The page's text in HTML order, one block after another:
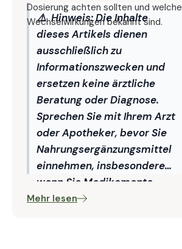
Dosierung achten sollten und welche
Wechselwirkungen bekannt sind.
⚠️ Hinweis:Die Inhalte
dieses Artikels dienen
ausschließlich zu
Informationszwecken und
ersetzen keine ärztliche
Beratung oder Diagnose.
Sprechen Sie mit Ihrem Arzt
oder Apotheker, bevor Sie
Nahrungsergänzungsmittel
einnehmen, insbesondere
wenn Sie Medikamente
nehmen oder an
Mehr lesen